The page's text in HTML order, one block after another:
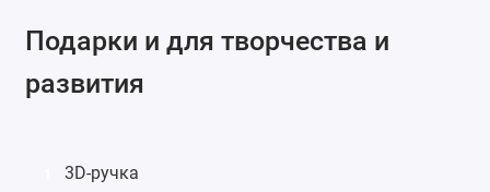
Подарки и для творчества и
развития
3D-ручка